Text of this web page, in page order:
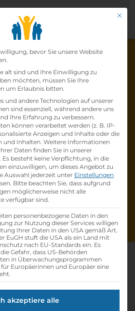
wurde schon
(m/w/d) bei
schonbesetzt .
suchen
(m/w/d)
»
Mit
Datenschutz-
bevor Sie unsere Website
alt sind und Ihre Einwilligung zu
möchten, müssen Sie Ihre
um Erlaubnis bitten.
und andere Technologien auf unserer
sind essenziell, während andere uns
Ihre Erfahrung zu verbessern.
können verarbeitet werden (z. B. IP-
Anzeigen und Inhalte oder die
und Inhalten. Weitere Informationen
Daten finden Sie in unserer
. Es besteht keine Verpflichtung, in die
einzuwilligen, um dieses Angebot zu
Auswahl jederzeit unter Einstellungen
Bitte beachten Sie, dass aufgrund
möglicherweise nicht alle
verfügbar sind.
personenbezogene Daten in den
zur Nutzung dieser Services willigen
Ihrer Daten in den USA gemäß Art.
EuGH stuft die USA als ein Land mit
nach EU-Standards ein. Es
Gefahr, dass US-Behörden
in Überwachungsprogrammen
Europäerinnen und Europäer eine
akzeptiere alle